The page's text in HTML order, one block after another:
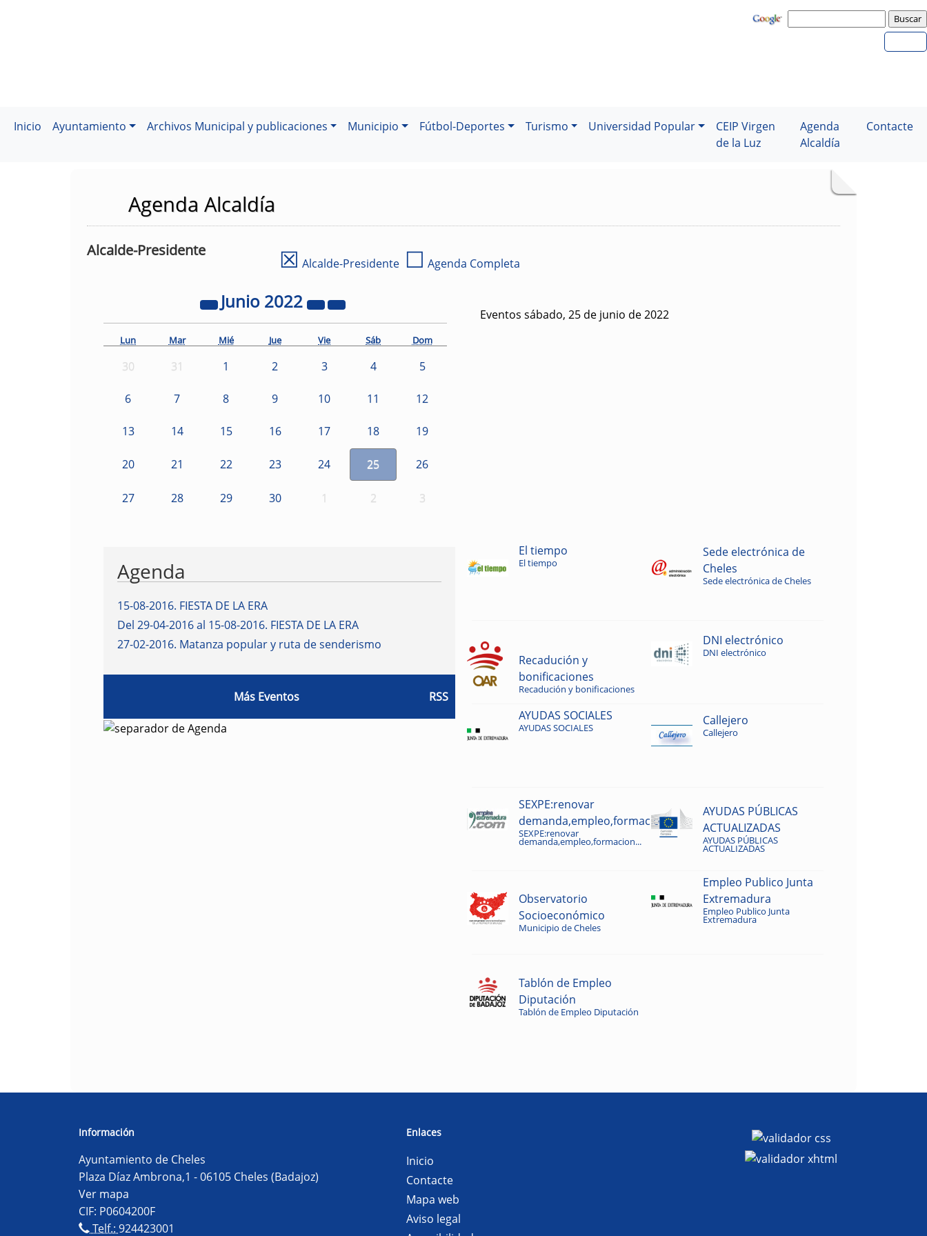
Inicio Ayuntamiento Archivos Municipal y publicaciones Municipio Fútbol-Deportes Turismo Universidad Popular
CEIP Virgen
de la Luz
Agenda
Alcaldía
Contacte
Agenda Alcaldía
Alcalde-Presidente ☒ Alcalde-Presidente ☐ Agenda Completa
Junio 2022
Lun Mar Mié Jue Vie Sáb Dom
30 31 1 2 3 4 5
6 7 8 9 10 11 12
13 14 15 16 17 18 19
20 21 22 23 24 25 26
27 28 29 30 1 2 3
Eventos sábado, 25 de junio de 2022
Agenda
15-08-2016. FIESTA DE LA ERA
Del 29-04-2016 al 15-08-2016. FIESTA DE LA ERA
27-02-2016. Matanza popular y ruta de senderismo
Más Eventos RSS
El tiempo
El tiempo
Sede electrónica de
Cheles
Sede electrónica de Cheles
Recadución y
bonificaciones
Recadución y bonificaciones
DNI electrónico
DNI electrónico
AYUDAS SOCIALES
AYUDAS SOCIALES
Callejero
Callejero
SEXPE:renovar
demanda,empleo,formacion...
SEXPE:renovar
demanda,empleo,formacion...
AYUDAS PÚBLICAS
ACTUALIZADAS
AYUDAS PÚBLICAS
ACTUALIZADAS
Observatorio
Socioeconómico
Municipio de Cheles
Empleo Publico Junta
Extremadura
Empleo Publico Junta
Extremadura
Tablón de Empleo
Diputación
Tablón de Empleo Diputación
Información
Ayuntamiento de Cheles
Plaza Díaz Ambrona,1 - 06105 Cheles (Badajoz)
Ver mapa
CIF: P0604200F
Telf.:924423001
Enlaces
Inicio
Contacte
Mapa web
Aviso legal